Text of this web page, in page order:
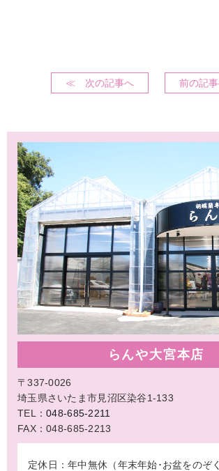
≪ 次の記事へ 前の記
らんや大宮本店
〒337-0026
埼玉県さいたま市見沼区染谷1-133
TEL：048-685-2211
FAX：048-685-2213
定休日：年中無休（年末年始･お盆をのぞく